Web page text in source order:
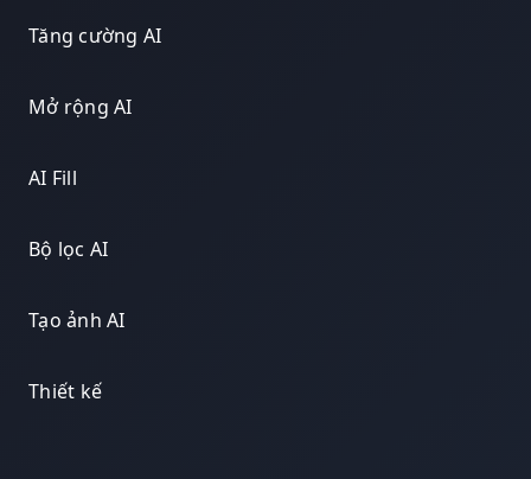
Tăng cường AI
Mở rộng AI
AI Fill
Bộ lọc AI
Tạo ảnh AI
Thiết kế